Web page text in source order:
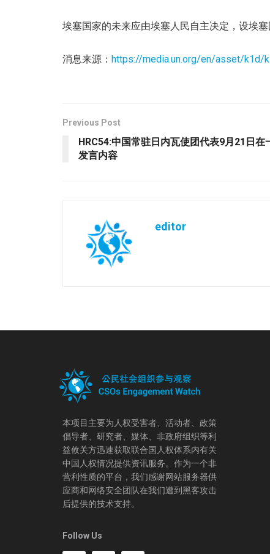
埃塞国家的未来应由埃塞人民自主决定，设埃
消息来源： https://media.un.org/en/asset/k1d/
Previous Post
HRC54:中国常驻日内瓦使团代表9月21日
发言内容
editor
本项目主要为人权受害者、活动者、政策
倡导者、研究者、媒体、非政府组织等利
益攸关方迅速获取联合国人权体系内有关
中国人权情况提供资讯服务。作为一个非
营利性质的平台，我们感谢网站服务器供
应商和网络安全团队在我们遭到黑客攻击
后提供的技术支持。
Follow Us